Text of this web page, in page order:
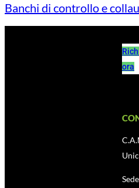
Banchi di controllo e
ora